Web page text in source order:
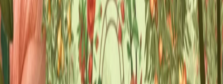
Brzoskwinie